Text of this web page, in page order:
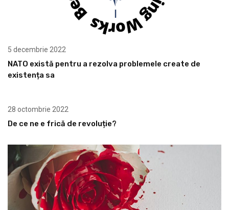
5 decembrie 2022
NATO există pentru a rezolva problemele create de
existența sa
28 octombrie 2022
De ce ne e frică de revoluție?